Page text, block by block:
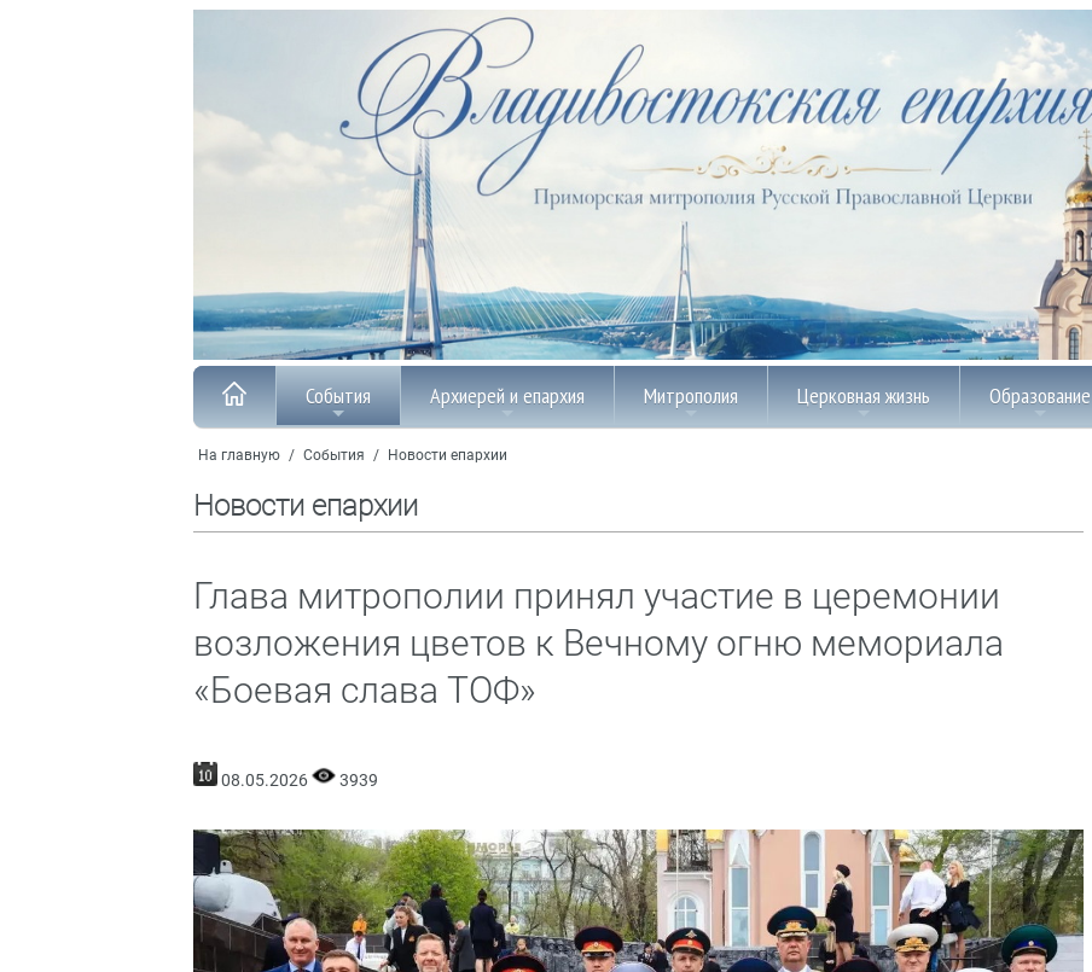
События Архиерей и епархия Митрополия Церковная жизнь Образование
На главную / События / Новости епархии
Новости епархии
Глава митрополии принял участие в церемонии
возложения цветов к Вечному огню мемориала
«Боевая слава ТОФ»
08.05.2026 3939